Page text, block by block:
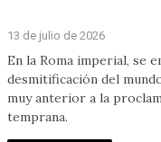
13 de julio de 2026
En la Roma imperial, se
desmitificación del
muy anterior a la
temprana.